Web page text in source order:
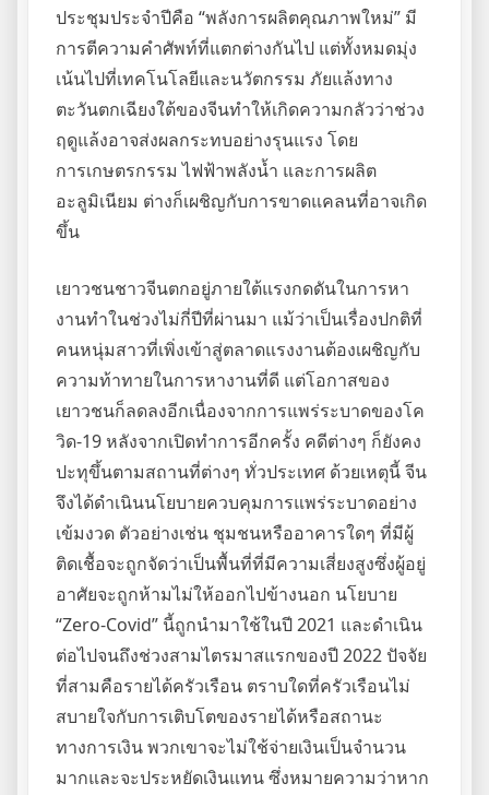
ประชุมประจำปีคือ “พลังการผลิตคุณภาพใหม่” มี
การตีความคำศัพท์ที่แตกต่างกันไป แต่ทั้งหมดมุ่ง
เน้นไปที่เทคโนโลยีและนวัตกรรม ภัยแล้งทาง
ตะวันตกเฉียงใต้ของจีนทำให้เกิดความกลัวว่าช่วง
ฤดูแล้งอาจส่งผลกระทบอย่างรุนแรง โดย
การเกษตรกรรม ไฟฟ้าพลังน้ำ และการผลิต
อะลูมิเนียม ต่างก็เผชิญกับการขาดแคลนที่อาจเกิด
ขึ้น
เยาวชนชาวจีนตกอยู่ภายใต้แรงกดดันในการหา
งานทำในช่วงไม่กี่ปีที่ผ่านมา แม้ว่าเป็นเรื่องปกติที่
คนหนุ่มสาวที่เพิ่งเข้าสู่ตลาดแรงงานต้องเผชิญกับ
ความท้าทายในการหางานที่ดี แต่โอกาสของ
เยาวชนก็ลดลงอีกเนื่องจากการแพร่ระบาดของโค
วิด-19 หลังจากเปิดทำการอีกครั้ง คดีต่างๆ ก็ยังคง
ปะทุขึ้นตามสถานที่ต่างๆ ทั่วประเทศ ด้วยเหตุนี้ จีน
จึงได้ดำเนินนโยบายควบคุมการแพร่ระบาดอย่าง
เข้มงวด ตัวอย่างเช่น ชุมชนหรืออาคารใดๆ ที่มีผู้
ติดเชื้อจะถูกจัดว่าเป็นพื้นที่ที่มีความเสี่ยงสูงซึ่งผู้อยู่
อาศัยจะถูกห้ามไม่ให้ออกไปข้างนอก นโยบาย
“Zero-Covid” นี้ถูกนำมาใช้ในปี 2021 และดำเนิน
ต่อไปจนถึงช่วงสามไตรมาสแรกของปี 2022 ปัจจัย
ที่สามคือรายได้ครัวเรือน ตราบใดที่ครัวเรือนไม่
สบายใจกับการเติบโตของรายได้หรือสถานะ
ทางการเงิน พวกเขาจะไม่ใช้จ่ายเงินเป็นจำนวน
มากและจะประหยัดเงินแทน ซึ่งหมายความว่าหาก